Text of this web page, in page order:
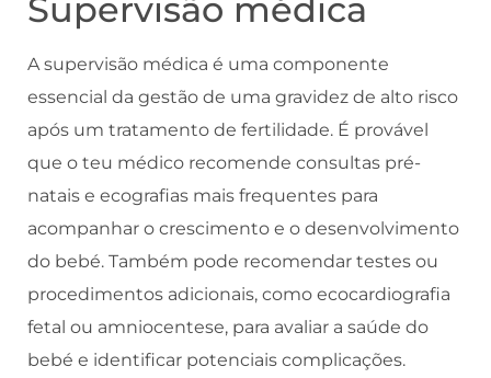
Supervisão médica
A supervisão médica é uma componente
essencial da gestão de uma gravidez de alto risco
após um tratamento de fertilidade. É provável
que o teu médico recomende consultas pré-
natais e ecografias mais frequentes para
acompanhar o crescimento e o desenvolvimento
do bebé. Também pode recomendar testes ou
procedimentos adicionais, como ecocardiografia
fetal ou amniocentese, para avaliar a saúde do
bebé e identificar potenciais complicações.